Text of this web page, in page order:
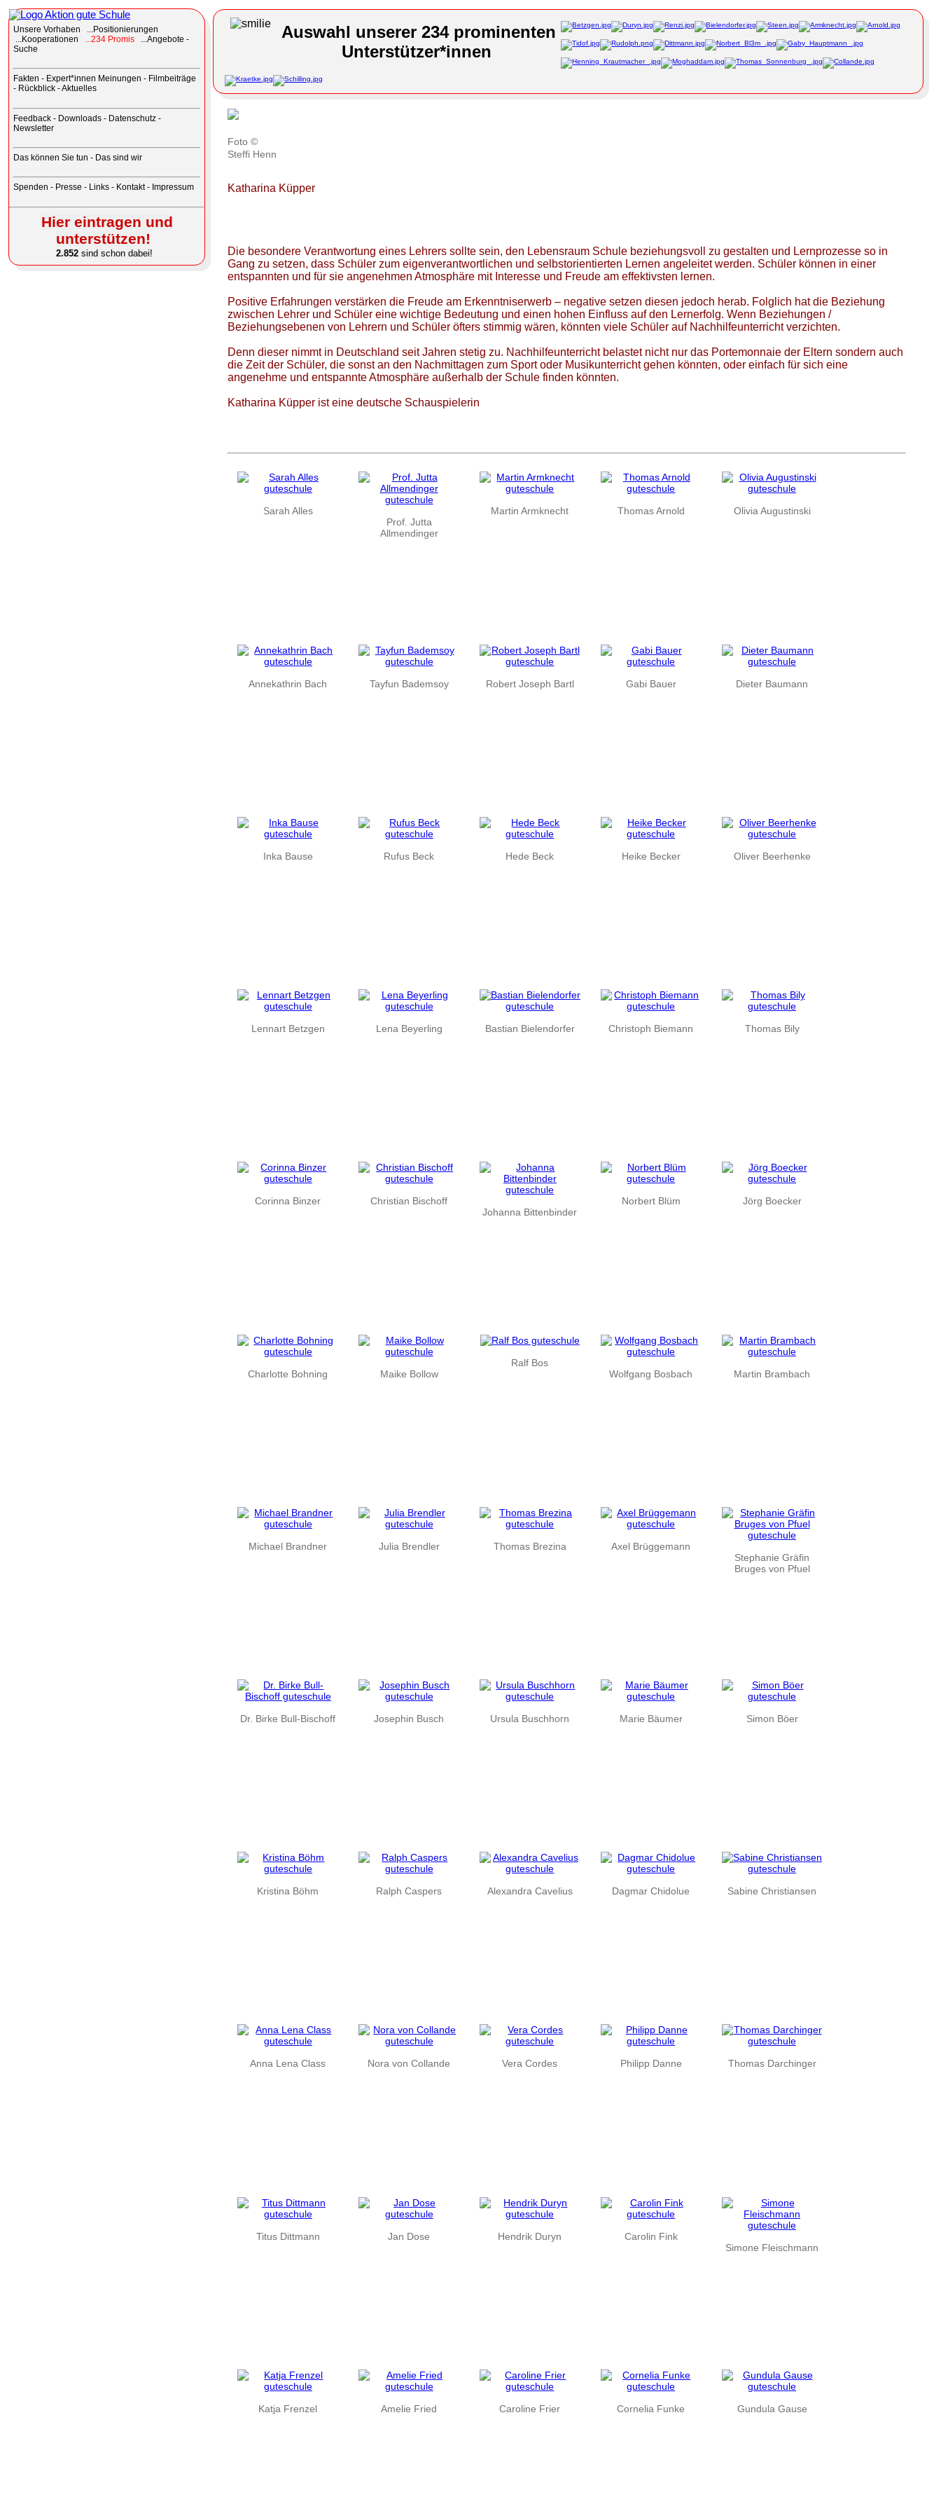
Auswahl unserer 234 prominenten
Unterstützer*innen
UnsereVorhaben ...Positionierungen
...Kooperationen
...234 Promis
...Angebote -
Suche
Fakten- Expert*innen Meinungen - Filmbeiträge
- Rückblick -Aktuelles
Feedback- Downloads- Datenschutz-
Newsletter
Das können Sie tun - Das sind wir
Spenden - Presse - Links - Kontakt - Impressum
Hier eintragen und
unterstützen!
2.852 sind schon dabei!
Foto ©
Steffi Henn
Katharina Küpper
Die besondere Verantwortung eines Lehrers sollte sein, den Lebensraum Schule beziehungsvoll zu gestalten und Lernprozesse so in
Gang zu setzen, dass Schüler zum eigenverantwortlichen und selbstorientierten Lernen angeleitet werden. Schüler können in einer
entspannten und für sie angenehmen Atmosphäre mit Interesse und Freude am effektivsten lernen.
Positive Erfahrungen verstärken die Freude am Erkenntniserwerb – negative setzen diesen jedoch herab. Folglich hat die Beziehung
zwischen Lehrer und Schüler eine wichtige Bedeutung und einen hohen Einfluss auf den Lernerfolg. Wenn Beziehungen /
Beziehungsebenen von Lehrern und Schüler öfters stimmig wären, könnten viele Schüler auf Nachhilfeunterricht verzichten.
Denn dieser nimmt in Deutschland seit Jahren stetig zu. Nachhilfeunterricht belastet nicht nur das Portemonnaie der Eltern sondern auch
die Zeit der Schüler, die sonst an den Nachmittagen zum Sport oder Musikunterricht gehen könnten, oder einfach für sich eine
angenehme und entspannte Atmosphäre außerhalb der Schule finden könnten.
Katharina Küpper ist eine deutsche Schauspielerin
Sarah Alles
Prof. Jutta
Allmendinger
Martin Armknecht Thomas Arnold Olivia Augustinski
Annekathrin Bach Tayfun Bademsoy Robert Joseph Bartl Gabi Bauer Dieter Baumann
Inka Bause Rufus Beck Hede Beck Heike Becker Oliver Beerhenke
Lennart Betzgen Lena Beyerling Bastian Bielendorfer Christoph Biemann Thomas Bily
Corinna Binzer
Christian Bischoff
Johanna Bittenbinder
Norbert Blüm Jörg Boecker
Charlotte Bohning Maike Bollow
Ralf Bos
Wolfgang Bosbach
Martin Brambach
Michael Brandner Julia Brendler Thomas Brezina
Axel Brüggemann
Stephanie Gräfin
Bruges von Pfuel
Dr. Birke Bull-Bischoff Josephin Busch Ursula Buschhorn Marie Bäumer Simon Böer
Kristina Böhm Ralph Caspers Alexandra Cavelius Dagmar Chidolue Sabine Christiansen
Anna Lena Class Nora von Collande Vera Cordes Philipp Danne Thomas Darchinger
Titus Dittmann Jan Dose Hendrik Duryn
Carolin Fink
Simone Fleischmann
Katja Frenzel Amelie Fried Caroline Frier Cornelia Funke Gundula Gause